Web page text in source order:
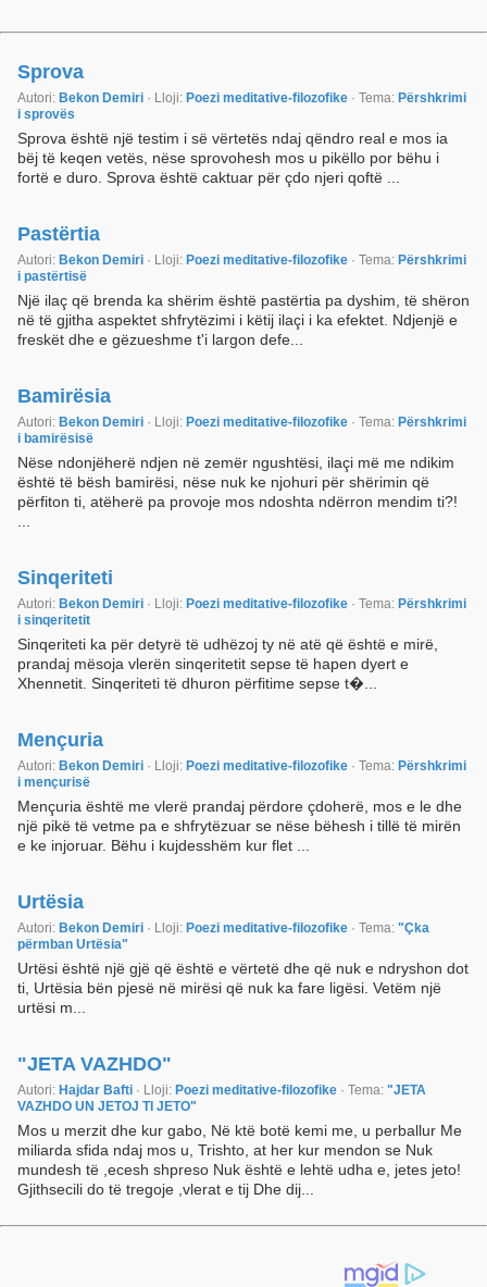
Sprova
Autori: Bekon Demiri · Lloji: Poezi meditative-filozofike · Tema: Përshkrimi
i sprovës
Sprova është një testim i së vërtetës ndaj qëndro real e mos ia
bëj të keqen vetës, nëse sprovohesh mos u pikëllo por bëhu i
fortë e duro. Sprova është caktuar për çdo njeri qoftë ...
Pastërtia
Autori: Bekon Demiri · Lloji: Poezi meditative-filozofike · Tema: Përshkrimi
i pastërtisë
Një ilaç që brenda ka shërim është pastërtia pa dyshim, të shëron
në të gjitha aspektet shfrytëzimi i këtij ilaçi i ka efektet. Ndjenjë e
freskët dhe e gëzueshme t'i largon defe...
Bamirësia
Autori: Bekon Demiri · Lloji: Poezi meditative-filozofike · Tema: Përshkrimi
i bamirësisë
Nëse ndonjëherë ndjen në zemër ngushtësi, ilaçi më me ndikim
është të bësh bamirësi, nëse nuk ke njohuri për shërimin që
përfiton ti, atëherë pa provoje mos ndoshta ndërron mendim ti?!
...
Sinqeriteti
Autori: Bekon Demiri · Lloji: Poezi meditative-filozofike · Tema: Përshkrimi
i sinqeritetit
Sinqeriteti ka për detyrë të udhëzoj ty në atë që është e mirë,
prandaj mësoja vlerën sinqeritetit sepse të hapen dyert e
Xhennetit. Sinqeriteti të dhuron përfitime sepse t�...
Mençuria
Autori: Bekon Demiri · Lloji: Poezi meditative-filozofike · Tema: Përshkrimi
i mençurisë
Mençuria është me vlerë prandaj përdore çdoherë, mos e le dhe
një pikë të vetme pa e shfrytëzuar se nëse bëhesh i tillë të mirën
e ke injoruar. Bëhu i kujdesshëm kur flet ...
Urtësia
Autori: Bekon Demiri · Lloji: Poezi meditative-filozofike · Tema: "Çka
përmban Urtësia"
Urtësi është një gjë që është e vërtetë dhe që nuk e ndryshon dot
ti, Urtësia bën pjesë në mirësi që nuk ka fare ligësi. Vetëm një
urtësi m...
"JETA VAZHDO"
Autori: Hajdar Bafti · Lloji: Poezi meditative-filozofike · Tema: "JETA
VAZHDO UN JETOJ TI JETO"
Mos u merzit dhe kur gabo, Në ktë botë kemi me, u perballur Me
miliarda sfida ndaj mos u, Trishto, at her kur mendon se Nuk
mundesh të ,ecesh shpreso Nuk është e lehtë udha e, jetes jeto!
Gjithsecili do të tregoje ,vlerat e tij Dhe dij...